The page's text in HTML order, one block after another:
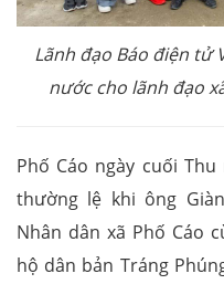
Lãnh đạo Báo điện tử
nước cho lãnh đạo
Phố Cáo ngày cuối
thường lệ khi ông
Nhân dân xã Phố Cáo
hộ dân bản Tráng